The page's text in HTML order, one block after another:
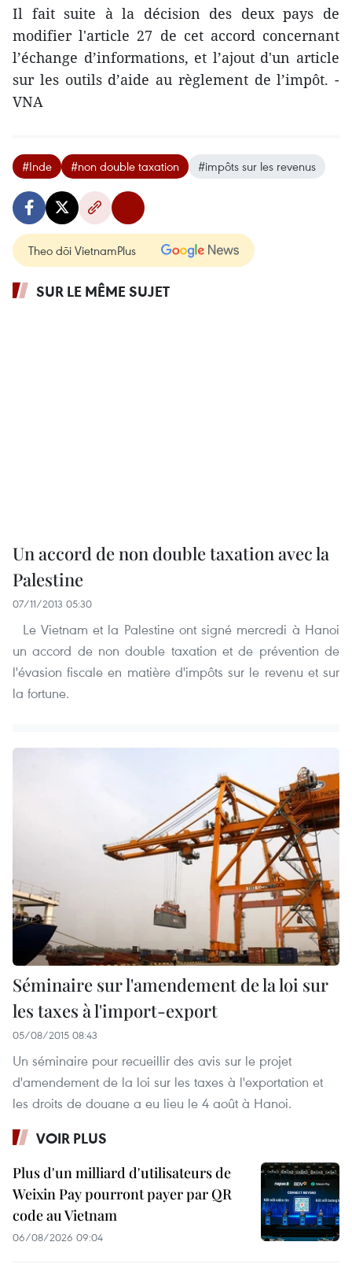
Il fait suite à ​la décision des deux pays ​de
modifier l'article 27 ​de cet accord concernant
l’échange d’informations, et ​l’ajout d'un article
sur les outils d’aide au règlement de l’impôt. -
VNA
#Inde #non double taxation #impôts sur les revenus
Theo dõi VietnamPlus
SUR LE MÊME SUJET
Un accord de non double taxation avec la
Palestine
07/11/2013 05:30
Le Vietnam et la Palestine ont signé mercredi à Hanoi
un accord de non double taxation et de prévention de
l'évasion fiscale en matière d'impôts sur le revenu et sur
la fortune.
Séminaire sur l'amendement de la loi sur
les taxes à l'import-export
05/08/2015 08:43
Un séminaire pour recueillir des avis sur le projet
d'amendement de la loi sur les taxes à l'exportation et
les droits de douane a eu lieu le 4 août à Hanoi.
VOIR PLUS
Plus d'un milliard d'utilisateurs de
Weixin Pay pourront payer par QR
code au Vietnam
06/08/2026 09:04